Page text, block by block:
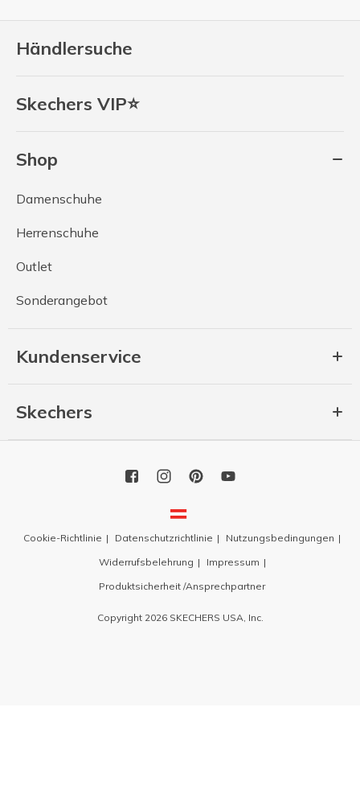
Händlersuche
Skechers VIP⭐
Shop
Damenschuhe
Herrenschuhe
Outlet
Sonderangebot
Kundenservice
Skechers
Cookie-Richtlinie Datenschutzrichtlinie
Nutzungsbedingungen
Widerrufsbelehrung
Impressum
Produktsicherheit /Ansprechpartner
Copyright 2026 SKECHERS USA, Inc.